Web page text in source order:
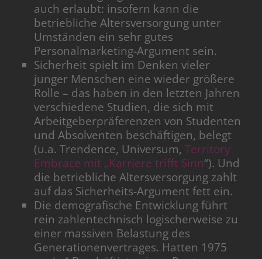
auch erlaubt: insofern kann die
betriebliche Altersversorgung unter
Umständen ein sehr gutes
Personalmarketing-Argument sein.
Sicherheit spielt im Denken vieler
junger Menschen eine wieder größere
Rolle – das haben in den letzten Jahren
verschiedene Studien, die sich mit
Arbeitgeberpräferenzen von Studenten
und Absolventen beschäftigen, belegt
(u.a. Trendence, Universum,Territory
Embrace mit „Karriere trifft Sinn“). Und
die betriebliche Altersversorgung zahlt
auf das Sicherheits-Argument fett ein.
Die demografische Entwicklung führt
rein zahlentechnisch logischerweise zu
einer massiven Belastung des
Generationenvertrages. Hatten 1975